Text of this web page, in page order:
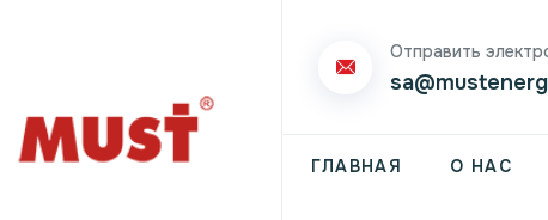
Отправить
ГЛАВНАЯ О НАС